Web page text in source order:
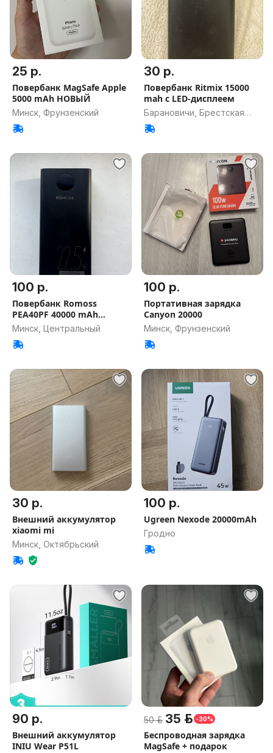
25 р.
Повербанк MagSafe Apple
5000 mAh НОВЫЙ
Минск, Фрунзенский
30 р.
Повербанк Ritmix 15000
mah с LED-дисплеем
Барановичи, Брестская
обл.
100 р.
Повербанк Romoss
PEA40PF 40000 mAh
(22.5W)
Минск, Центральный
100 р.
Портативная зарядка
Canyon 20000
Минск, Фрунзенский
30 р.
Внешний аккумулятор
xiaomi mi
Минск, Октябрьский
100 р.
Ugreen Nexode 20000mAh
Гродно
90 р.
Внешний аккумулятор
INIU Wear P51L
50 р. 35 р. -30%
Беспроводная зарядка
MagSafe + подарок